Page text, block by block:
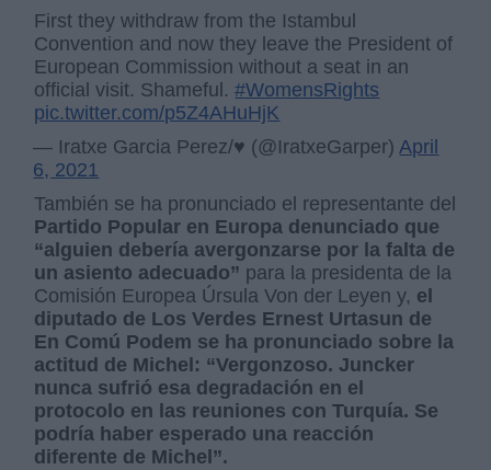
First they withdraw from the Istambul
Convention and now they leave the President of
European Commission without a seat in an
official visit. Shameful.#WomensRights
pic.twitter.com/p5Z4AHuHjK
— Iratxe Garcia Perez/♥️ (@IratxeGarper)April
6, 2021
También se ha pronunciado el representante del
Partido Popular en Europa denunciado que
“alguien debería avergonzarse por la falta de
un asiento adecuado” para la presidenta de la
Comisión Europea Úrsula Von der Leyen y, el
diputado de Los Verdes Ernest Urtasun de
En Comú Podem se ha pronunciado sobre la
actitud de Michel: “Vergonzoso. Juncker
nunca sufrió esa degradación en el
protocolo en las reuniones con Turquía. Se
podría haber esperado una reacción
diferente de Michel”.